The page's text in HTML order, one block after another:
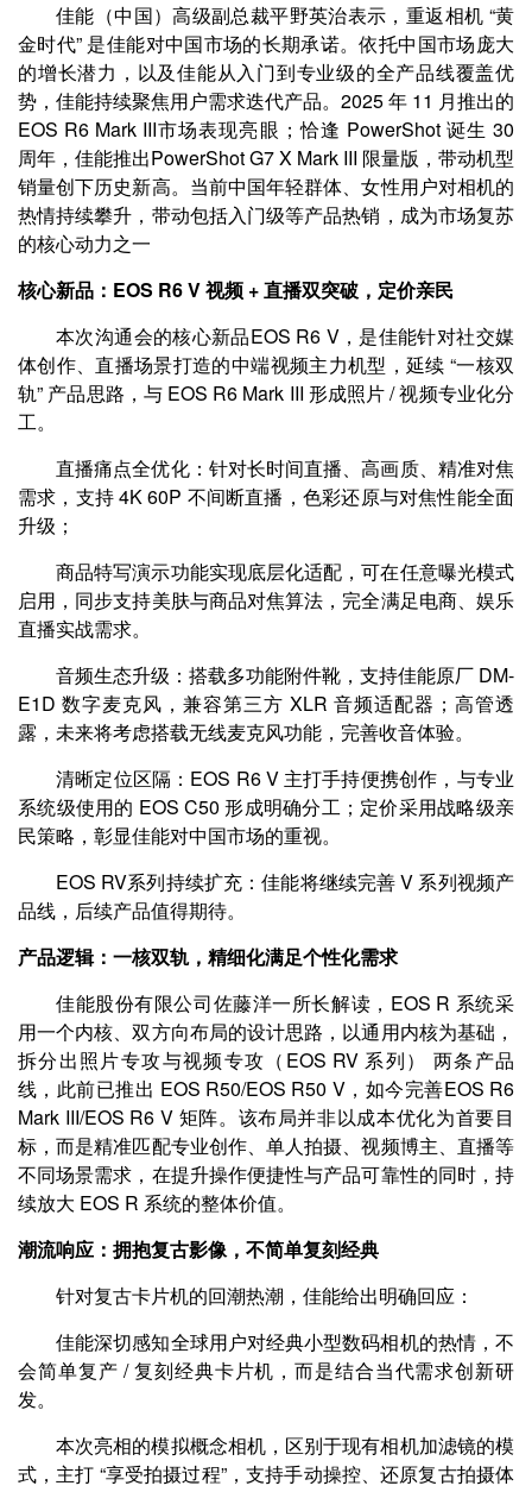
佳能（中国）高级副总裁平野英治表示，重返相机 “黄
金时代” 是佳能对中国市场的长期承诺。依托中国市场庞大
的增长潜力，以及佳能从入门到专业级的全产品线覆盖优
势，佳能持续聚焦用户需求迭代产品。2025 年 11 月推出的
EOS R6 Mark III市场表现亮眼；恰逢 PowerShot 诞生 30
周年，佳能推出PowerShot G7 X Mark III 限量版，带动机型
销量创下历史新高。当前中国年轻群体、女性用户对相机的
热情持续攀升，带动包括入门级等产品热销，成为市场复苏
的核心动力之一
核心新品：EOS R6 V 视频 + 直播双突破，定价亲民
本次沟通会的核心新品EOS R6 V，是佳能针对社交媒
体创作、直播场景打造的中端视频主力机型，延续 “一核双
轨” 产品思路，与 EOS R6 Mark III 形成照片 / 视频专业化分
工。
直播痛点全优化：针对长时间直播、高画质、精准对焦
需求，支持 4K 60P 不间断直播，色彩还原与对焦性能全面
升级；
商品特写演示功能实现底层化适配，可在任意曝光模式
启用，同步支持美肤与商品对焦算法，完全满足电商、娱乐
直播实战需求。
音频生态升级：搭载多功能附件靴，支持佳能原厂 DM-
E1D 数字麦克风，兼容第三方 XLR 音频适配器；高管透
露，未来将考虑搭载无线麦克风功能，完善收音体验。
清晰定位区隔：EOS R6 V 主打手持便携创作，与专业
系统级使用的 EOS C50 形成明确分工；定价采用战略级亲
民策略，彰显佳能对中国市场的重视。
EOS RV系列持续扩充：佳能将继续完善 V 系列视频产
品线，后续产品值得期待。
产品逻辑：一核双轨，精细化满足个性化需求
佳能股份有限公司佐藤洋一所长解读，EOS R 系统采
用一个内核、双方向布局的设计思路，以通用内核为基础，
拆分出照片专攻与视频专攻（EOS RV 系列） 两条产品
线，此前已推出 EOS R50/EOS R50 V，如今完善EOS R6
Mark III/EOS R6 V 矩阵。该布局并非以成本优化为首要目
标，而是精准匹配专业创作、单人拍摄、视频博主、直播等
不同场景需求，在提升操作便捷性与产品可靠性的同时，持
续放大 EOS R 系统的整体价值。
潮流响应：拥抱复古影像，不简单复刻经典
针对复古卡片机的回潮热潮，佳能给出明确回应：
佳能深切感知全球用户对经典小型数码相机的热情，不
会简单复产 / 复刻经典卡片机，而是结合当代需求创新研
发。
本次亮相的模拟概念相机，区别于现有相机加滤镜的模
式，主打 “享受拍摄过程”，支持手动操控、还原复古拍摄体